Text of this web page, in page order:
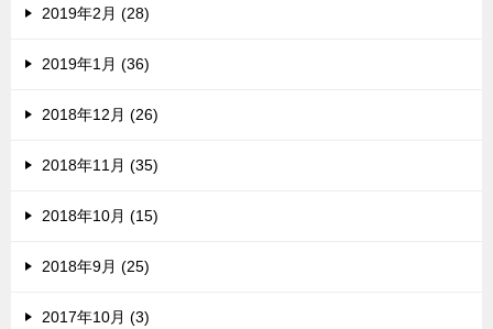
2019年2月 (28)
2019年1月 (36)
2018年12月 (26)
2018年11月 (35)
2018年10月 (15)
2018年9月 (25)
2017年10月 (3)